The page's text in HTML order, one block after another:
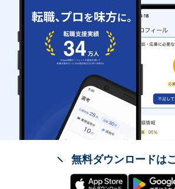
無料ダウンロードは